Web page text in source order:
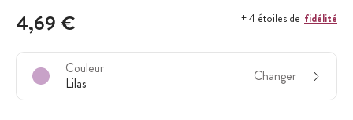
4,69 € + 4 étoiles de fidélité
Couleur
Lilas
Changer